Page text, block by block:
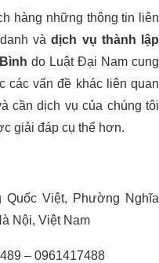
hàng những thông tin liên
vàdịch vụ thành lập
do Luật Đại Nam cung
các vấn đề khác liên quan
cần dịch vụ của chúng tôi
giải đáp cụ thể hơn.
Quốc Việt, Phường Nghĩa
Nội, Việt Nam
– 0961417488